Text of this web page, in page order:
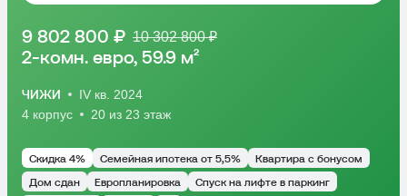
9 802 800 ₽ 10 302 800 ₽
2-комн. евро, 59.9 м²
ЧИЖИ
IV кв. 2024
4 корпус
20 из 23 этаж
Скидка 4% Семейная ипотека от 5,5%
Квартира с бонусом
Дом сдан
Европланировка
Спуск на лифте в паркинг